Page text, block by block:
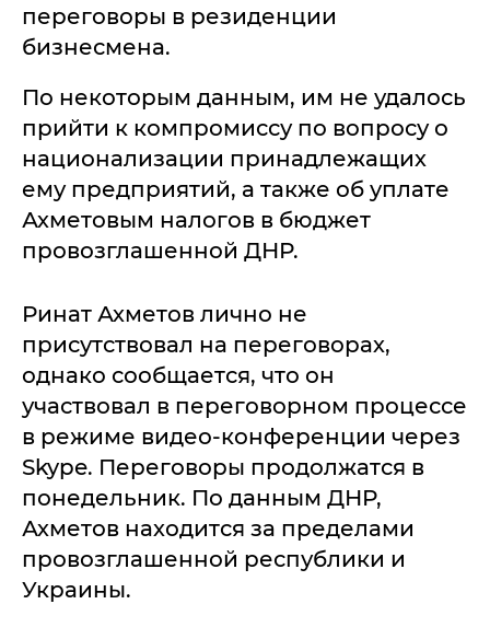
переговоры в резиденции
бизнесмена.
По некоторым данным, им не удалось
прийти к компромиссу по вопросу о
национализации принадлежащих
ему предприятий, а также об уплате
Ахметовым налогов в бюджет
провозглашенной ДНР.
Ринат Ахметов лично не
присутствовал на переговорах,
однако сообщается, что он
участвовал в переговорном процессе
в режиме видео-конференции через
Skype. Переговоры продолжатся в
понедельник. По данным ДНР,
Ахметов находится за пределами
провозглашенной республики и
Украины.